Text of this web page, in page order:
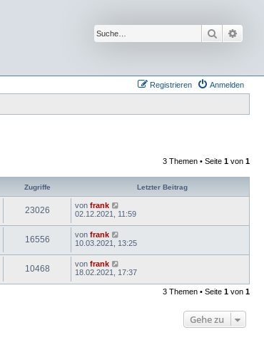
Suche
Anmelden
Registrieren
3 Themen • Seite 1 von 1
Zugriffe Letzter Beitrag
23026 von frank
02.12.2021, 11:59
16556 von frank
10.03.2021, 13:25
10468 von frank
18.02.2021, 17:37
3 Themen • Seite 1 von 1
Gehe zu